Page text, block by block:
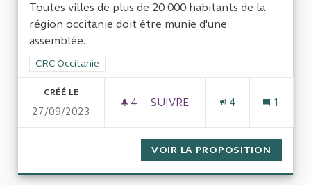
Toutes villes de plus de 20 000 habitants de la
région occitanie doit être munie d'une
assemblée...
Filtrer les résultats de la catégorie : CRC Occitanie
CRC Occitanie
CRÉÉ LE
27/09/2023
4 4 ABONNÉS
SUIVRE
4 1
VOIR LA PROPOSITION